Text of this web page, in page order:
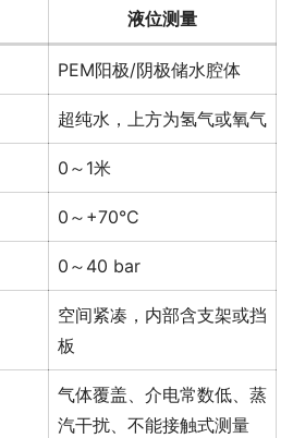
液位测量
PEM阳极/阴极储水腔体
超纯水，上方为氢气或氧气
0～1米
0～+70°C
0～40 bar
空间紧凑，内部含支架或挡
板
气体覆盖、介电常数低、蒸
汽干扰、不能接触式测量